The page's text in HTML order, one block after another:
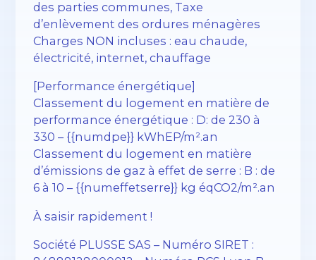
des parties communes, Taxe
d’enlèvement des ordures ménagères
Charges NON incluses : eau chaude,
électricité, internet, chauffage
[Performance énergétique]
Classement du logement en matière de
performance énergétique : D: de 230 à
330 – {{numdpe}} kWhEP/m².an
Classement du logement en matière
d’émissions de gaz à effet de serre : B : de
6 à 10 – {{numeffetserre}} kg éqCO2/m².an
À saisir rapidement !
Société PLUSSE SAS – ​​Numéro SIRET :